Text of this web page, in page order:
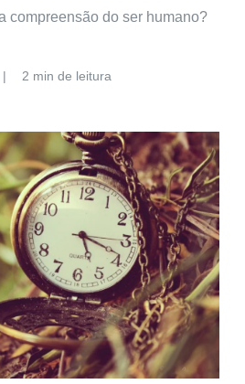
compreensão do ser humano?
2 min de leitura